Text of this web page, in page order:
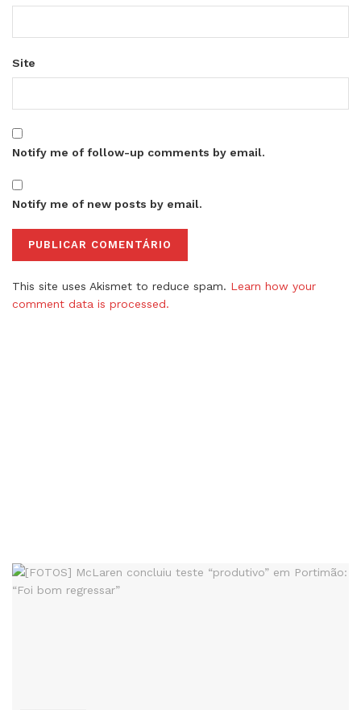
Site
Notify me of follow-up comments by email.
Notify me of new posts by email.
This site uses Akismet to reduce spam. Learn how your
comment data is processed.